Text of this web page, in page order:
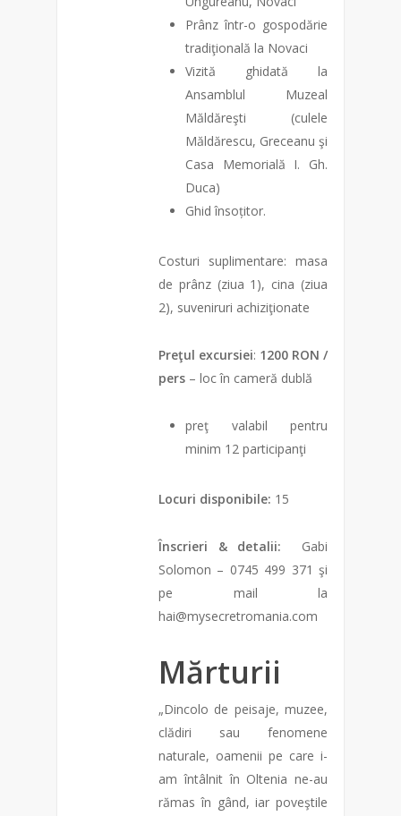
Prânz într-o gospodărie
tradiţională la Novaci
Vizită ghidată la
Ansamblul Muzeal
Măldăreşti (culele
Măldărescu, Greceanu şi
Casa Memorială I. Gh.
Duca)
Ghid însoțitor.
Costuri suplimentare: masa
de prânz (ziua 1), cina (ziua
2), suveniruri achiziţionate
Preţul excursiei: 1200 RON /
pers – loc în cameră dublă
preţ valabil pentru
minim 12 participanţi
Locuri disponibile: 15
Înscrieri & detalii: Gabi
Solomon – 0745 499 371 şi
pe mail la
hai@mysecretromania.com
Mărturii
„Dincolo de peisaje, muzee,
clădiri sau fenomene
naturale, oamenii pe care i-
am întâlnit în Oltenia ne-au
rămas în gând, iar poveştile